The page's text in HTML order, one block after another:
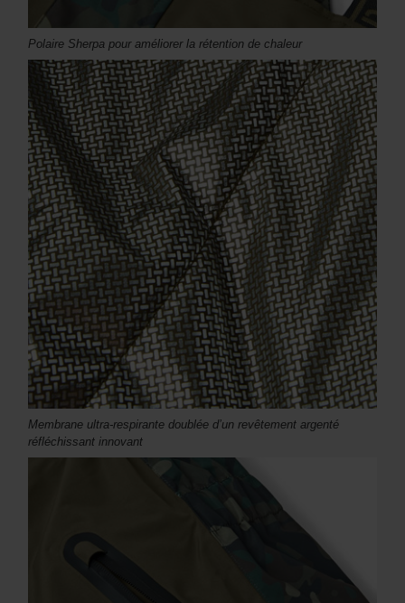
Polaire Sherpa pour améliorer la rétention de chaleur
Membrane ultra-respirante doublée d’un revêtement argenté
réfléchissant innovant